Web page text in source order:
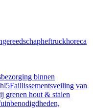
gereedschapheftruckhoreca
binnen
5Faillissementsveiling van
grenen hout & stalen